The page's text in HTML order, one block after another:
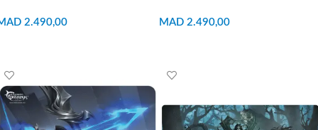
2.490,00 MAD 2.490,00